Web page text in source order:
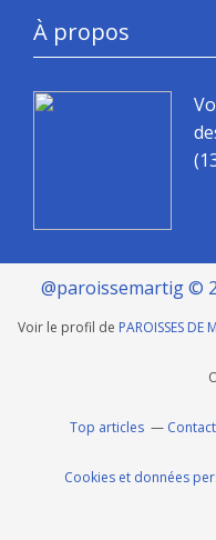
À propos
@paroissemartig ©
Voir le profil de PAROISSES DE
Top articles Contact
Cookies et données